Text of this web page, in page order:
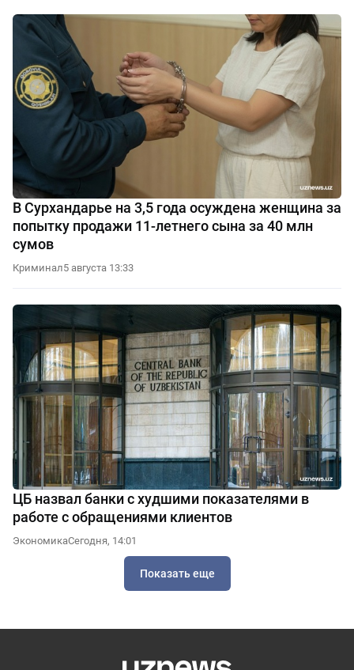
В Сурхандарье на 3,5 года осуждена женщина за
попытку продажи 11-летнего сына за 40 млн
сумов
Криминал5 августа 13:33
ЦБ назвал банки с худшими показателями в
работе с обращениями клиентов
ЭкономикаСегодня, 14:01
Показать еще